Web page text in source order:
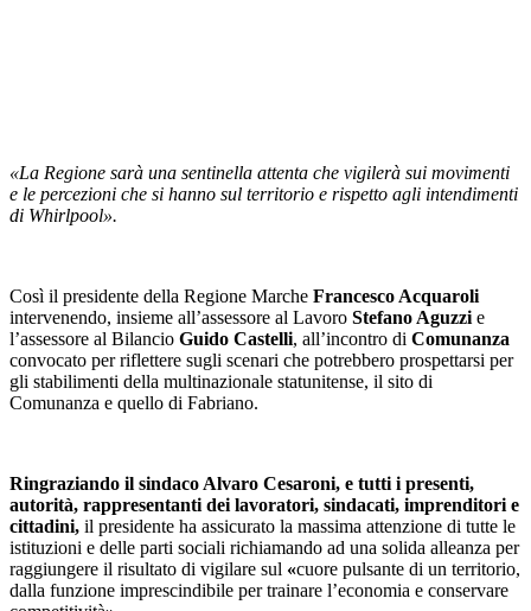
«La Regione sarà una sentinella attenta che vigilerà sui movimenti
e le percezioni che si hanno sul territorio e rispetto agli intendimenti
di Whirlpool».
Così il presidente della Regione Marche Francesco Acquaroli
intervenendo, insieme all’assessore al Lavoro Stefano Aguzzi e
l’assessore al Bilancio Guido Castelli, all’incontro di Comunanza
convocato per riflettere sugli scenari che potrebbero prospettarsi per
gli stabilimenti della multinazionale statunitense, il sito di
Comunanza e quello di Fabriano.
Ringraziando il sindaco Alvaro Cesaroni, e tutti i presenti,
autorità, rappresentanti dei lavoratori, sindacati, imprenditori e
cittadini, il presidente ha assicurato la massima attenzione di tutte le
istituzioni e delle parti sociali richiamando ad una solida alleanza per
raggiungere il risultato di vigilare sul «cuore pulsante di un territorio,
dalla funzione imprescindibile per trainare l’economia e conservare